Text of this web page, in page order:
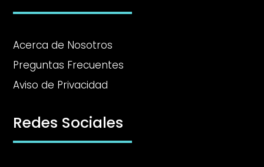
Acerca de Nosotros
Preguntas Frecuentes
Aviso de Privacidad
Redes Sociales